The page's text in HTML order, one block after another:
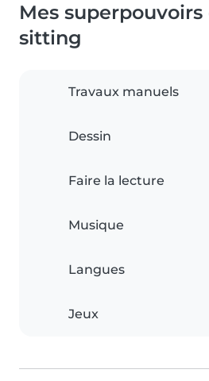
Mes
sitting
Travaux manuels
Dessin
Faire la lecture
Musique
Langues
Jeux